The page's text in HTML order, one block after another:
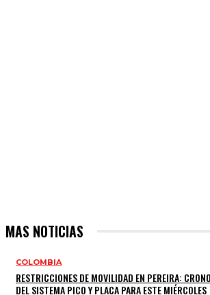
MAS NOTICIAS
COLOMBIA
RESTRICCIONES DE MOVILIDAD EN PEREIRA:
DEL SISTEMA PICO Y PLACA PARA ESTE MIÉRCOLES